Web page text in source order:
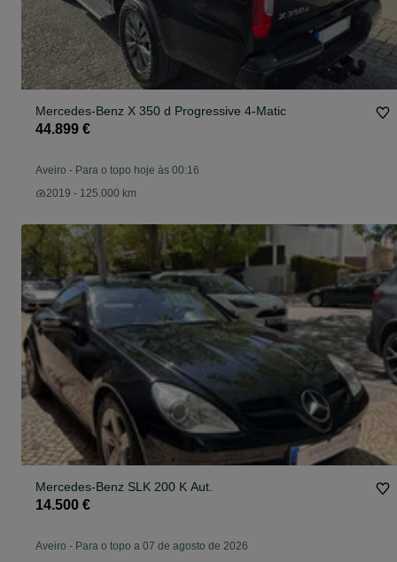
Mercedes-Benz X 350 d Progressive 4-Matic
44.899 €
Aveiro - Para o topo hoje às 00:16
2019 - 125.000 km
Mercedes-Benz SLK 200 K Aut.
14.500 €
Aveiro - Para o topo a 07 de agosto de 2026